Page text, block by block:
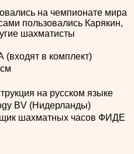
на чемпионате мира
пользовались Карякин,
шахматисты
(входят в комплект)
на русском языке
BV (Нидерланды)
шахматных часов ФИДЕ